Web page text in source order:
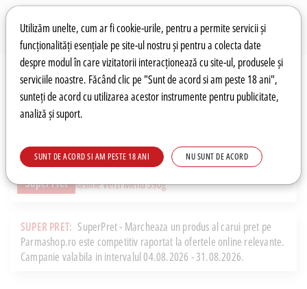
Preferințe pentru cookie-uri
Utilizăm unelte, cum ar fi cookie-urile, pentru a permite servicii și
funcționalități esențiale pe site-ul nostru și pentru a colecta date
despre modul în care vizitatorii interacționează cu site-ul, produsele și
serviciile noastre. Făcând clic pe "Sunt de acord si am peste 18 ani",
sunteți de acord cu utilizarea acestor instrumente pentru publicitate,
analiză și suport.
SUNT DE ACORD SI AM PESTE 18 ANI NU SUNT DE ACORD
Wishlist Autentificare
Super Pret
SUPER PRET: SuperPret - Marcheaza un produs al carui pret pe
Parmashop.ro este competitiv raportat la ofertele online relevante.
Campanie valabila in intervalul 04.08.2026 - 31.08.2026.